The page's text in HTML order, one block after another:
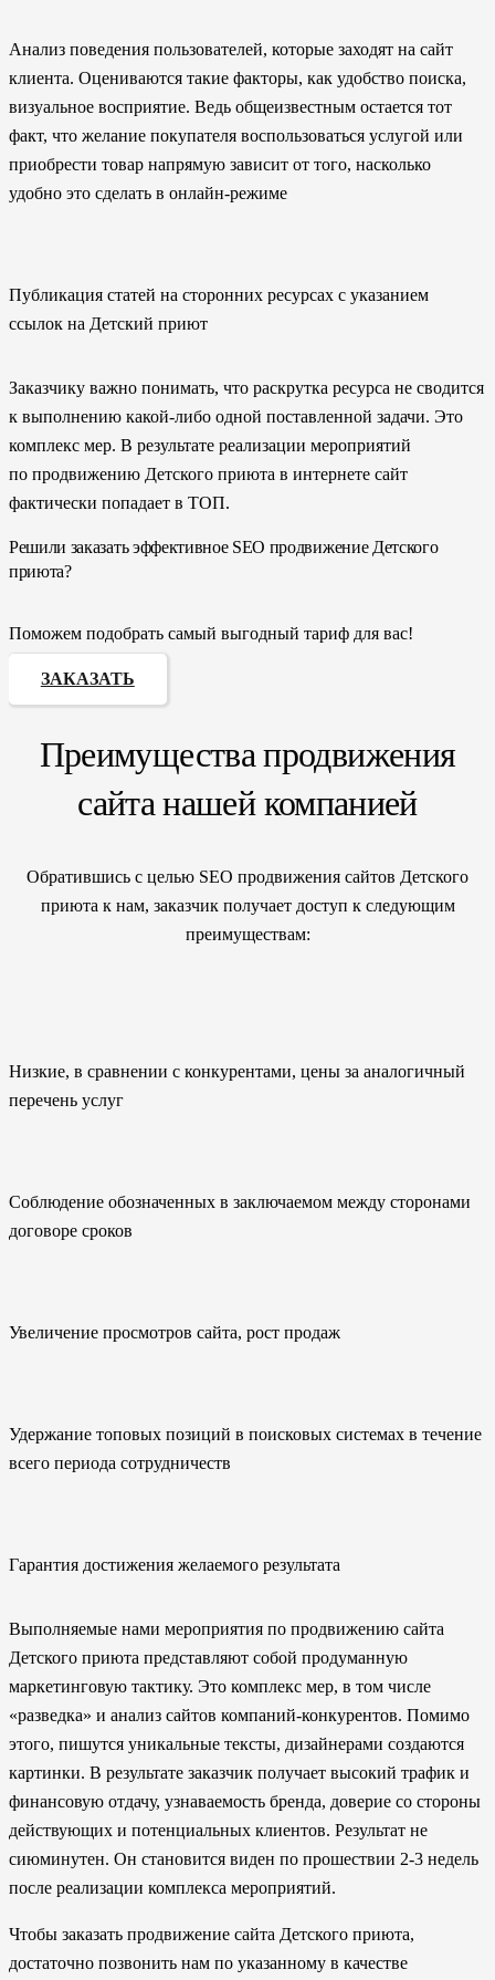
Анализ поведения пользователей, которые заходят на сайт
клиента. Оцениваются такие факторы, как удобство поиска,
визуальное восприятие. Ведь общеизвестным остается тот
факт, что желание покупателя воспользоваться услугой или
приобрести товар напрямую зависит от того, насколько
удобно это сделать в онлайн-режиме
Публикация статей на сторонних ресурсах с указанием
ссылок на Детский приют
Заказчику важно понимать, что раскрутка ресурса не сводится
к выполнению какой-либо одной поставленной задачи. Это
комплекс мер. В результате реализации мероприятий
по продвижению Детского приюта в интернете сайт
фактически попадает в ТОП.
Решили заказать эффективное SEO продвижение Детского
приюта?
Поможем подобрать самый выгодный тариф для вас!
ЗАКАЗАТЬ
Преимущества продвижения
сайта нашей компанией
Обратившись с целью SEO продвижения сайтов Детского
приюта к нам, заказчик получает доступ к следующим
преимуществам:
Низкие, в сравнении с конкурентами, цены за аналогичный
перечень услуг
Соблюдение обозначенных в заключаемом между сторонами
договоре сроков
Увеличение просмотров сайта, рост продаж
Удержание топовых позиций в поисковых системах в течение
всего периода сотрудничеств
Гарантия достижения желаемого результата
Выполняемые нами мероприятия по продвижению сайта
Детского приюта представляют собой продуманную
маркетинговую тактику. Это комплекс мер, в том числе
«разведка» и анализ сайтов компаний-конкурентов. Помимо
этого, пишутся уникальные тексты, дизайнерами создаются
картинки. В результате заказчик получает высокий трафик и
финансовую отдачу, узнаваемость бренда, доверие со стороны
действующих и потенциальных клиентов. Результат не
сиюминутен. Он становится виден по прошествии 2-3 недель
после реализации комплекса мероприятий.
Чтобы заказать продвижение сайта Детского приюта,
достаточно позвонить нам по указанному в качестве